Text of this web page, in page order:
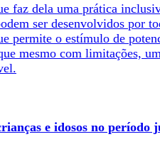
faz dela uma prática
ser desenvolvidos por
permite o estímulo de
mesmo com limitações,
e idosos no período